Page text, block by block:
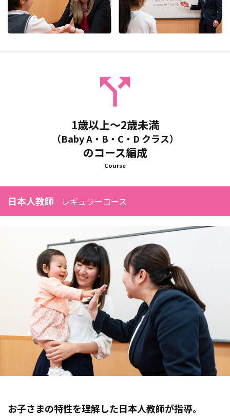
1歳以上～2歳未満
（Baby A・B・C・D クラス）
のコース編成
Course
日本人教師 レギュラーコース
お子さまの特性を理解した日本人教師が指導。